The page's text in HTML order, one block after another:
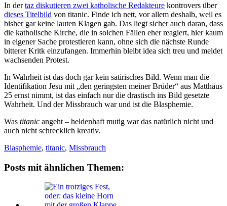
In dertaz diskutieren zwei katholische Redakteure kontrovers über
dieses Titelbild von titanic. Finde ich nett, vor allem deshalb, weil es
bisher gar keine lauten Klagen gab. Das liegt sicher auch daran, dass
die katholische Kirche, die in solchen Fällen eher reagiert, hier kaum
in eigener Sache protestieren kann, ohne sich die nächste Runde
bitterer Kritk einzufangen. Immerhin bleibt idea sich treu und meldet
wachsenden Protest.
In Wahrheit ist das doch gar kein satirisches Bild. Wenn man die
Identifikation Jesu mit „den geringsten meiner Brüder“ aus Matthäus
25 ernst nimmt, ist das einfach nur die drastisch ins Bild gesetzte
Wahrheit. Und der Missbrauch war und ist die Blasphemie.
Was titanic angeht – heldenhaft mutig war das natürlich nicht und
auch nicht schrecklich kreativ.
Blasphemie, titanic, Missbrauch
Posts mit ähnlichen Themen: